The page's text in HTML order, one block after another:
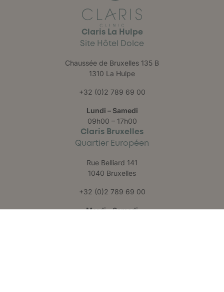
Claris La Hulpe
Site Hôtel Dolce
Chaussée de Bruxelles 135 B
1310 La Hulpe
+32 (0)2 789 69 00
Lundi – Samedi
09h00 – 17h00
Claris Bruxelles
Quartier Européen
Rue Belliard 141
1040 Bruxelles
+32 (0)2 789 69 00
Mardi – Samedi